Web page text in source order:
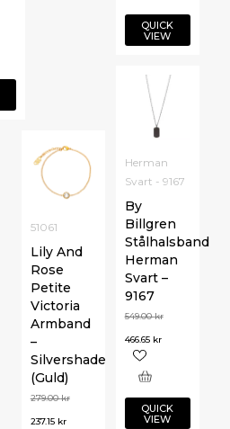
QUICK
VIEW
Herman
Svart - 9167
By
Billgren
Stålhalsband
Herman
Svart –
9167
549.00kr
466.65 kr
QUICK
VIEW
51061
Lily And
Rose
Petite
Victoria
Armband
–
Silvershade
(Guld)
279.00kr
237.15 kr